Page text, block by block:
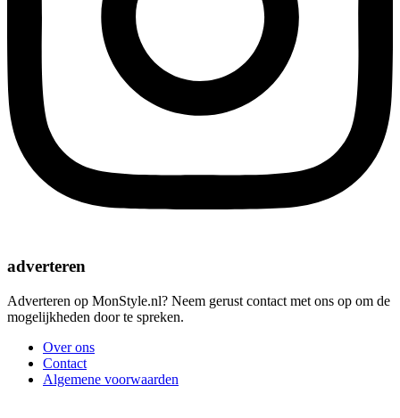
adverteren
Adverteren op MonStyle.nl? Neem gerust contact met ons op om de
mogelijkheden door te spreken.
Over ons
Contact
Algemene voorwaarden